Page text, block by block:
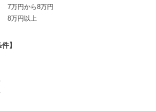
7万円から8万円
8万円以上
】